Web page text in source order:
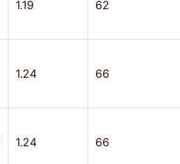
1.19 62
1.24 66
1.24 66